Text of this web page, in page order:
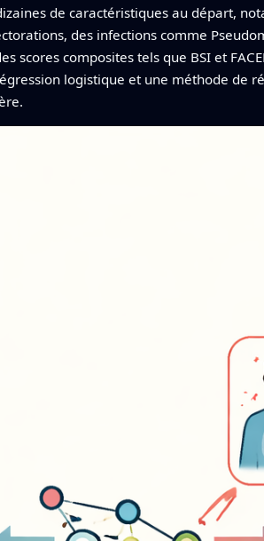
de caractéristiques au départ,
des infections comme
scores composites tels que BSI et
logistique et une méthode de